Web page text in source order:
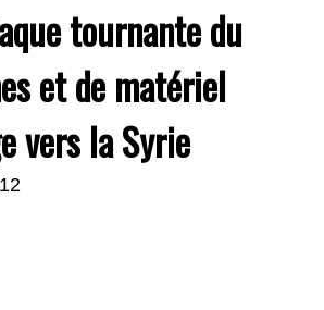
tournante du
et de matériel
vers la Syrie